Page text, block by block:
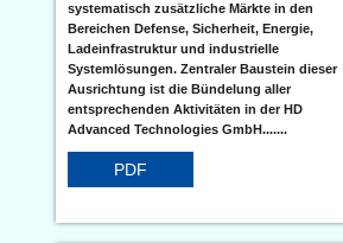
systematisch zusätzliche Märkte in den
Bereichen Defense, Sicherheit, Energie,
Ladeinfrastruktur und industrielle
Systemlösungen. Zentraler Baustein dieser
Ausrichtung ist die Bündelung aller
entsprechenden Aktivitäten in der HD
Advanced Technologies GmbH.......
PDF